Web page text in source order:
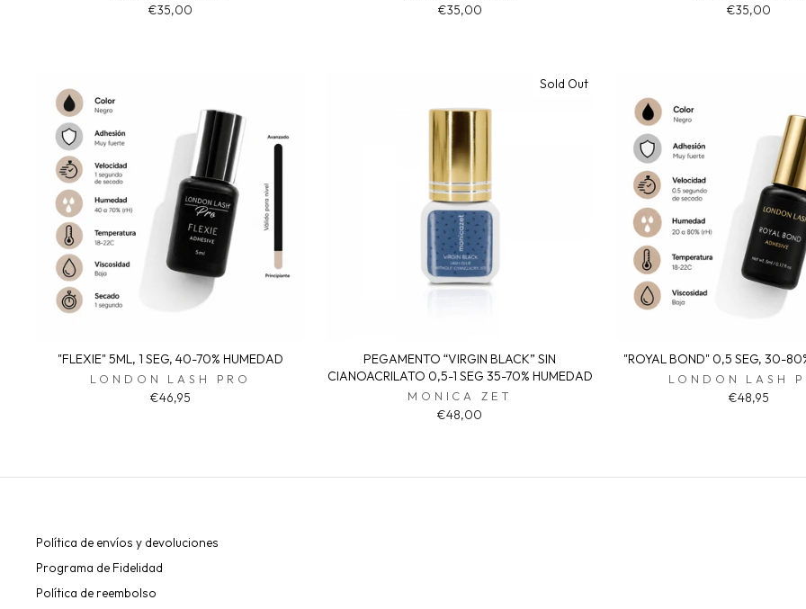
€35,00 €35,00 €35,00
"FLEXIE" 5ML, 1 SEG, 40-70% HUMEDAD
LONDON LASH PRO
€46,95
Sold Out
PEGAMENTO “VIRGIN BLACK” SIN
CIANOACRILATO 0,5-1 SEG 35-70% HUMEDAD
MONICA ZET
€48,00
"ROYAL BOND" 0,5 SEG, 30-
LONDON LASH
€48,95
Política de envíos y devoluciones
Programa de Fidelidad
Política de reembolso